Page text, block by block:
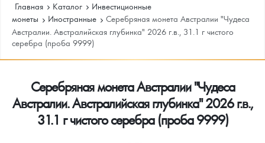
Каталог
Инвестиционные монеты
Монеты Россия и СССР
Памятные и старинные монеты
Как сделать заказ
Подлинность монет
Доставка
Главная Каталог
Инвестиционные
монеты
Иностранные
Серебряная монета Австралии "Чудеса
Австралии. Австралийская глубинка" 2026 г.в., 31.1 г чистого
серебра (проба 9999)
Серебряная монета Австралии "Чудеса
Австралии. Австралийская глубинка" 2026 г.в.,
31.1 г чистого серебра (проба 9999)